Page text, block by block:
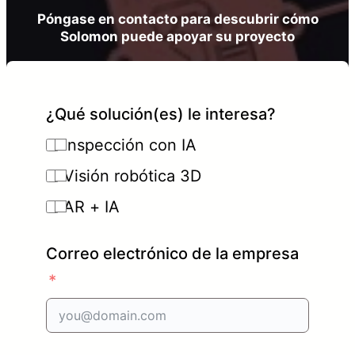
Póngase en contacto para descubrir cómo
Solomon puede apoyar su proyecto
¿Qué solución(es) le interesa?
Inspección con IA
Visión robótica 3D
AR + IA
Correo electrónico de la empresa